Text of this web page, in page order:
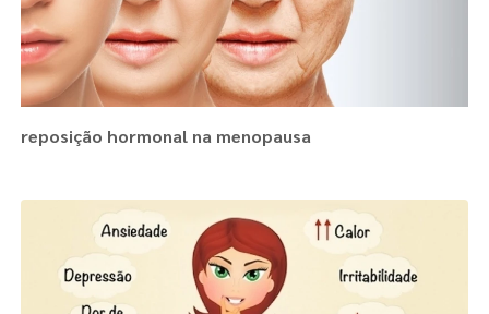
reposição hormonal na menopausa